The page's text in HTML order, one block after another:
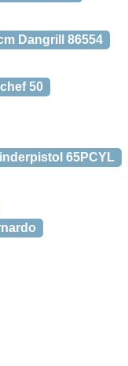
Dangrill 86554
50
65PCYL